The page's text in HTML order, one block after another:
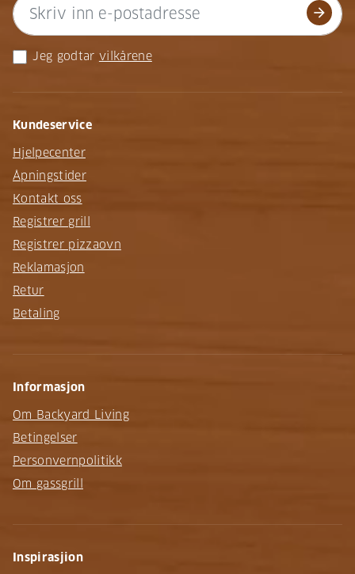
arrow_forward
Jeg godtar vilkårene
Kundeservice
Hjelpecenter
Åpningstider
Kontakt oss
Registrer grill
Registrer pizzaovn
Reklamasjon
Retur
Betaling
Informasjon
Om Backyard Living
Betingelser
Personvernpolitikk
Om gassgrill
Inspirasjion